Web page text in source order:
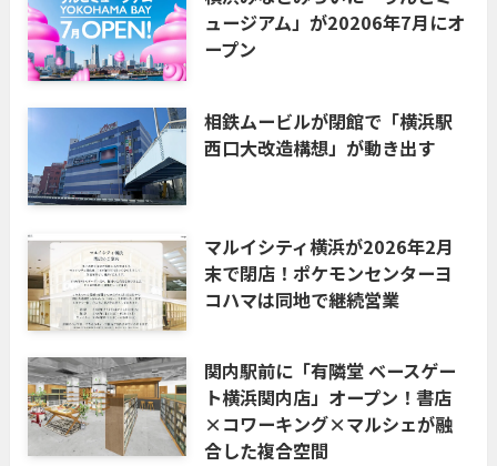
ュージアム」が20206年7月にオ
ープン
相鉄ムービルが閉館で「横浜駅
西口大改造構想」が動き出す
マルイシティ横浜が2026年2月
末で閉店！ポケモンセンターヨ
コハマは同地で継続営業
関内駅前に「有隣堂 ベースゲー
ト横浜関内店」オープン！書店
×コワーキング×マルシェが融
合した複合空間